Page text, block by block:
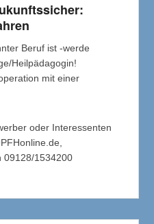
Beruf ist -werde
Heilpädagogin!
mit einer
oder Interessenten
09128/1534200